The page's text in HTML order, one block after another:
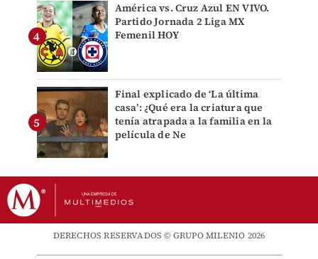
América vs. Cruz Azul EN VIVO.
Partido Jornada 2 Liga MX
Femenil HOY
Final explicado de ‘La última
casa’: ¿Qué era la criatura que
tenía atrapada a la familia en la
película de Ne
DERECHOS RESERVADOS © GRUPO MILENIO 2026